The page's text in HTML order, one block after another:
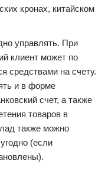
кронах, китайском
управлять. При
клиент может по
средствами на счету.
и в форме
счет, а также
товаров в
также можно
(если